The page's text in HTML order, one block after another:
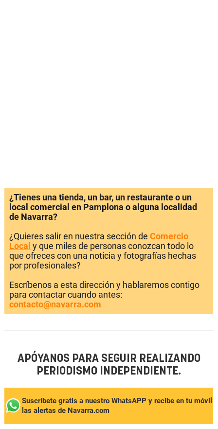
¿Tienes una tienda, un bar, un restaurante o un
local comercial en Pamplona o alguna localidad
de Navarra?
¿Quieres salir en nuestra sección de Comercio
Local y que miles de personas conozcan todo lo
que ofreces con una noticia y fotografías hechas
por profesionales?
Escríbenos a esta dirección y hablaremos contigo
para contactar cuando antes:
contacto@navarra.com
APÓYANOS PARA SEGUIR REALIZANDO
PERIODISMO INDEPENDIENTE.
Suscríbete gratis a nuestro WhatsAPP y recibe en tu móvil
las alertas de Navarra.com